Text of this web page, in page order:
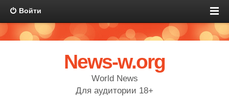
Войти
News-w.org
World News
Для аудитории 18+